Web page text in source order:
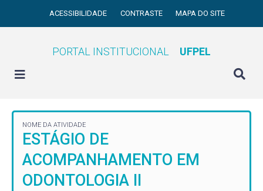
ACESSIBILIDADE CONTRASTE MAPA DO SITE
PORTAL INSTITUCIONAL UFPEL
NOME DA ATIVIDADE
ESTÁGIO DE
ACOMPANHAMENTO EM
ODONTOLOGIA II